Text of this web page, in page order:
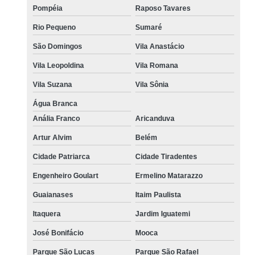
Pompéia Raposo Tavares
Rio Pequeno Sumaré
São Domingos Vila Anastácio
Vila Leopoldina Vila Romana
Vila Suzana Vila Sônia
Água Branca
Anália Franco
Aricanduva
Artur Alvim Belém
Cidade Patriarca Cidade Tiradentes
Engenheiro Goulart Ermelino Matarazzo
Guaianases Itaim Paulista
Itaquera Jardim Iguatemi
José Bonifácio Mooca
Parque São Lucas Parque São Rafael